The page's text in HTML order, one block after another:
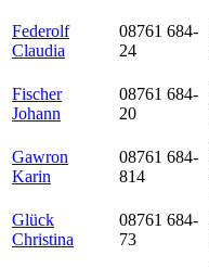
Federolf
Claudia
08761 684-
24
Fischer
Johann
08761 684-
20
Gawron
Karin
08761 684-
814
Glück
Christina
08761 684-
73